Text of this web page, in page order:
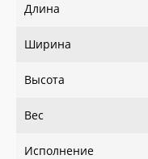
Длина
Ширина
Высота
Вес
Исполнение